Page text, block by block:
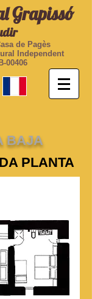
Grapissó
de Pagès
Independent
00406
BAJA
PLANTA